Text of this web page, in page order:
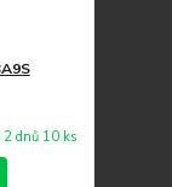
2 dnů 10 ks